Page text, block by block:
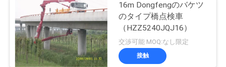
16m Dongfengのバケツ
のタイプ橋点検車
（HZZ5240JQJ16）
交渉可能 MOQ:なし限定
接触